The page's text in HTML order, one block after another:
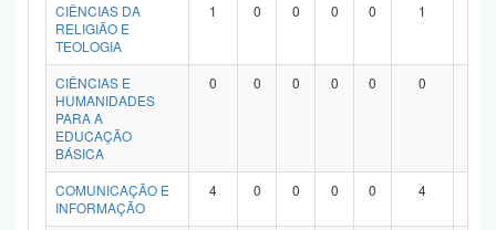
CIÊNCIAS DA
RELIGIÃO E
TEOLOGIA
1 0 0 0 0 1
CIÊNCIAS E
HUMANIDADES
PARA A
EDUCAÇÃO
BÁSICA
0 0 0 0 0 0
COMUNICAÇÃO E
INFORMAÇÃO
4 0 0 0 0 4